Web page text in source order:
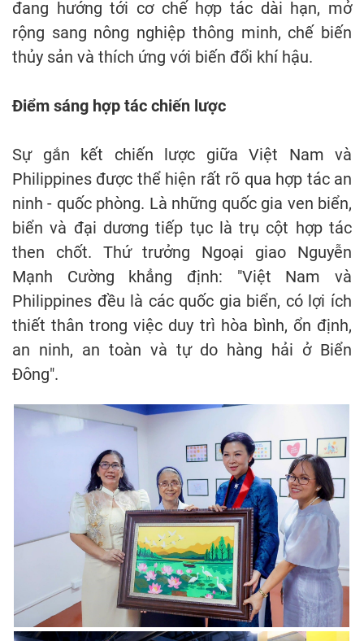
đang hướng tới cơ chế hợp tác dài hạn, mở
rộng sang nông nghiệp thông minh, chế biến
thủy sản và thích ứng với biến đổi khí hậu.
Điểm sáng hợp tác chiến lược
Sự gắn kết chiến lược giữa Việt Nam và
Philippines được thể hiện rất rõ qua hợp tác an
ninh - quốc phòng. Là những quốc gia ven biển,
biển và đại dương tiếp tục là trụ cột hợp tác
then chốt. Thứ trưởng Ngoại giao Nguyễn
Mạnh Cường khẳng định: "Việt Nam và
Philippines đều là các quốc gia biển, có lợi ích
thiết thân trong việc duy trì hòa bình, ổn định,
an ninh, an toàn và tự do hàng hải ở Biển
Đông".